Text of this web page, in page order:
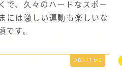
で、久々のハードなスポー
には激しい運動も楽しいな
です。
ABOUT ME